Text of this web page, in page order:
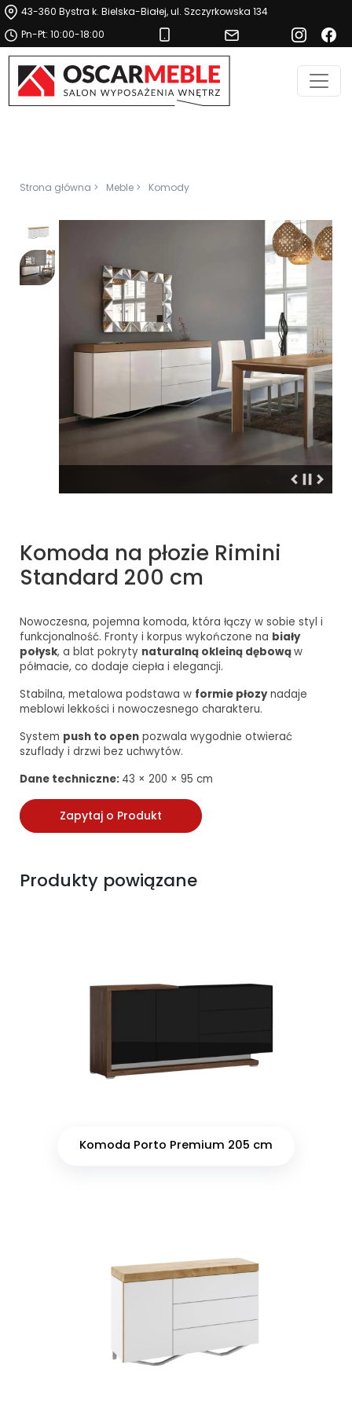
43-360 Bystra k. Bielska-Białej, ul. Szczyrkowska 134
Pn-Pt: 10:00-18:00
Strona główna > Meble > Komody
Komoda na płozie Rimini
Standard 200 cm
Nowoczesna, pojemna komoda, która łączy w sobie styl i
funkcjonalność. Fronty i korpus wykończone na biały
połysk, a blat pokryty naturalną okleiną dębowąw
półmacie, co dodaje ciepła i elegancji.
Stabilna, metalowa podstawa w formie płozynadaje
meblowi lekkości i nowoczesnego charakteru.
System push to open pozwala wygodnie otwierać
szuflady i drzwi bez uchwytów.
Dane techniczne: 43 × 200 × 95 cm
Zapytaj o Produkt
Produkty powiązane
Komoda Porto Premium 205 cm